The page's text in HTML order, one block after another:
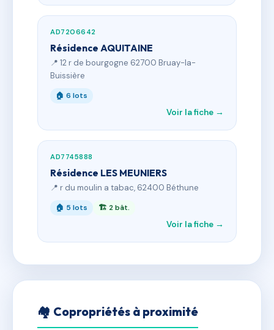
AD7206642
Résidence AQUITAINE
📍 12 r de bourgogne 62700 Bruay-la-
Buissière
🏠 6 lots
Voir la fiche →
AD7745888
Résidence LES MEUNIERS
📍 r du moulin a tabac, 62400 Béthune
🏠 5 lots 🏗 2 bât.
Voir la fiche →
🏘 Copropriétés à proximité